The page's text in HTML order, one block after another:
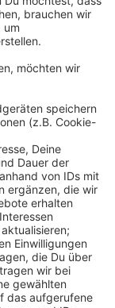
an den
Von
anderem
Rubio und
Leitung von